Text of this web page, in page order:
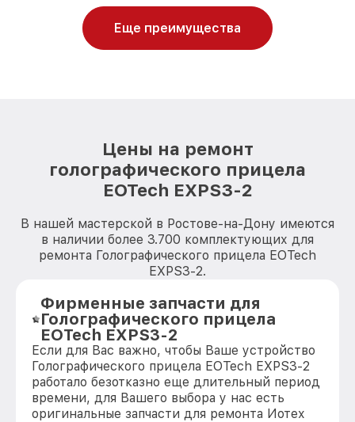
Еще преимущества
Цены на ремонт
голографического прицела
EOTech EXPS3-2
В нашей мастерской в Ростове-на-Дону имеются
в наличии более 3.700 комплектующих для
ремонта Голографического прицела EOTech
EXPS3-2.
Фирменные запчасти для
Голографического прицела
EOTech EXPS3-2
Если для Вас важно, чтобы Ваше устройство
Голографического прицела EOTech EXPS3-2
работало безотказно еще длительный период
времени, для Вашего выбора у нас есть
оригинальные запчасти для ремонта Иотех